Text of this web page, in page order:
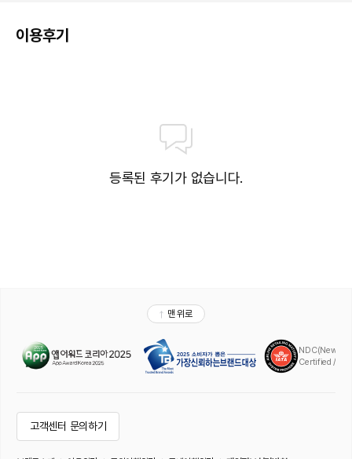
이용후기
등록된 후기가 없습니다.